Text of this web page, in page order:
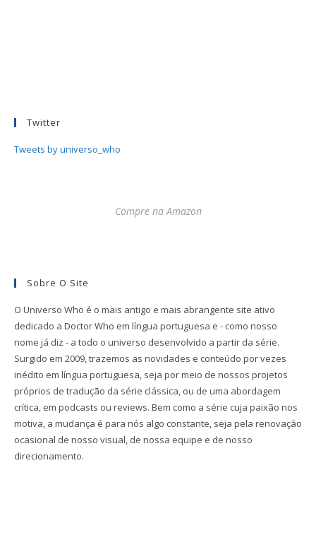
Twitter
Tweets by universo_who
Compre na Amazon
Sobre O Site
O Universo Who é o mais antigo e mais abrangente site ativo
dedicado a Doctor Who em língua portuguesa e - como nosso
nome já diz - a todo o universo desenvolvido a partir da série.
Surgido em 2009, trazemos as novidades e conteúdo por vezes
inédito em língua portuguesa, seja por meio de nossos projetos
próprios de tradução da série clássica, ou de uma abordagem
crítica, em podcasts ou reviews. Bem como a série cuja paixão nos
motiva, a mudança é para nós algo constante, seja pela renovação
ocasional de nosso visual, de nossa equipe e de nosso
direcionamento.